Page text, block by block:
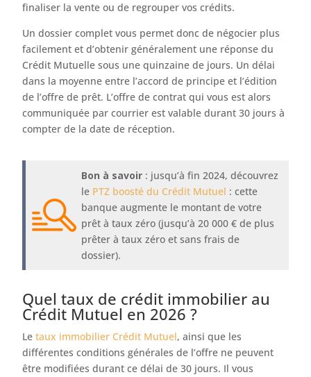
finaliser la vente ou de regrouper vos crédits.
Un dossier complet vous permet donc de négocier plus
facilement et d’obtenir généralement une réponse du
Crédit Mutuelle sous une quinzaine de jours. Un délai
dans la moyenne entre l’accord de principe et l’édition
de l’offre de prêt. L’offre de contrat qui vous est alors
communiquée par courrier est valable durant 30 jours à
compter de la date de réception.
Bon à savoir : jusqu’à fin 2024, découvrez
le PTZ boosté du Crédit Mutuel : cette
banque augmente le montant de votre
prêt à taux zéro (jusqu’à 20 000 € de plus
prêter à taux zéro et sans frais de
dossier).
Quel taux de crédit immobilier au
Crédit Mutuel en 2026 ?
Letaux immobilier Crédit Mutuel, ainsi que les
différentes conditions générales de l’offre ne peuvent
être modifiées durant ce délai de 30 jours. Il vous